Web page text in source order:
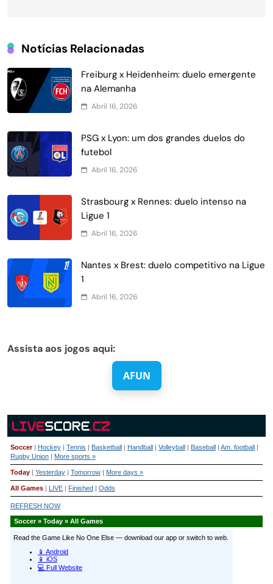
Notícias Relacionadas
Freiburg x Heidenheim: duelo emergente
na Alemanha
Abril 16, 2026
PSG x Lyon: um dos grandes duelos do
futebol
Abril 16, 2026
Strasbourg x Rennes: duelo intenso na
Ligue 1
Abril 16, 2026
Nantes x Brest: duelo competitivo na Ligue
1
Abril 16, 2026
Assista aos jogos aqui:
AFUN